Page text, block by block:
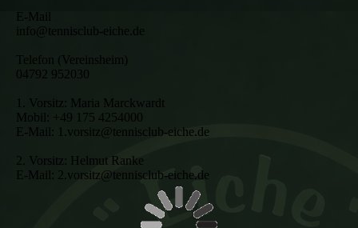
E-Mail
info@tennisclub-eiche.de
Telefon (Vereinsheim)
04792 952030
1. Vorsitz: Maria Marckwardt
Mobil: +49 175 4254000
E-Mail: 1.vorsitz@tennisclub-eiche.de
2. Vorsitz: Helmut Ranke
E-Mail: 2.vorsitz@tennisclub-eiche.de